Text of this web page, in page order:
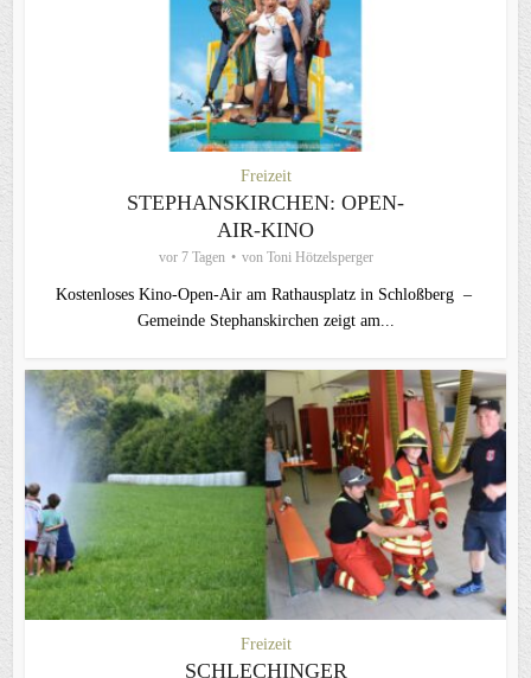
Freizeit
STEPHANSKIRCHEN: OPEN-
AIR-KINO
vor 7 Tagen von Toni Hötzelsperger
Kostenloses Kino-Open-Air am Rathausplatz in Schloßberg –
Gemeinde Stephanskirchen zeigt am...
Freizeit
SCHLECHINGER